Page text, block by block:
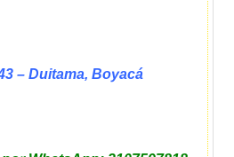
– Duitama, Boyacá